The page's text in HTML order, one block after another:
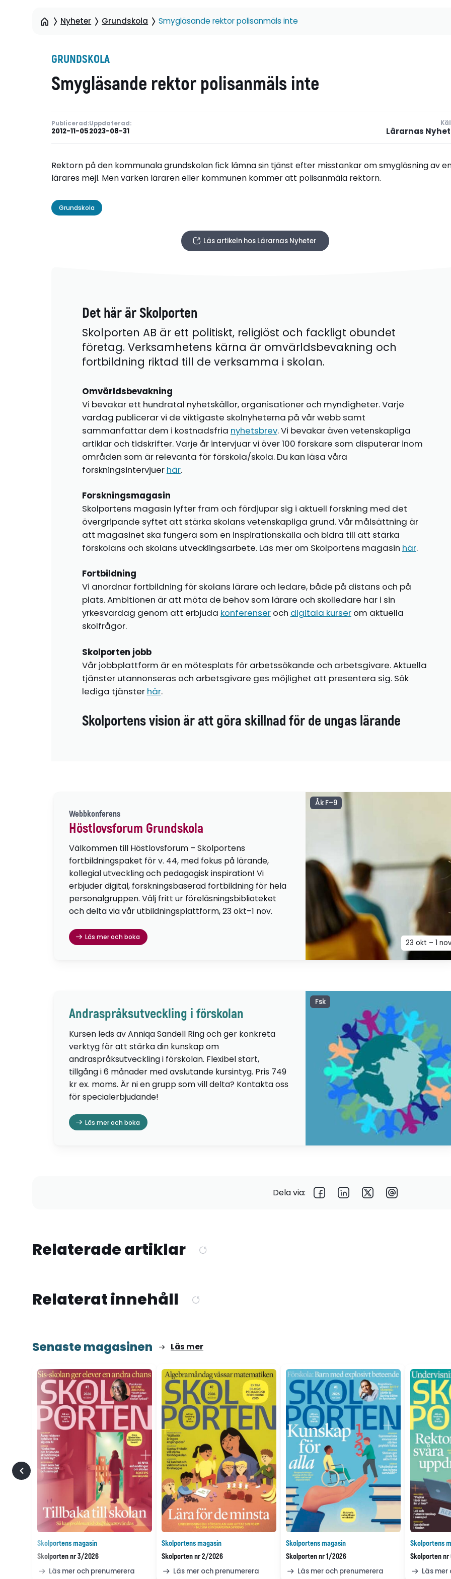
Nyheter Grundskola Smygläsande rektor polisanmäls inte
GRUNDSKOLA
Smygläsande rektor polisanmäls inte
Publicerad:
2012-11-05
Uppdaterad:
2023-08-31 Lärarnas
Rektorn på den kommunala grundskolan fick lämna sin tjänst efter misstankar om smygläsning av
lärares mejl. Men varken läraren eller kommunen kommer att polisanmäla rektorn.
Grundskola
Läs artikeln hos Lärarnas Nyheter
Det här är Skolporten
Skolporten AB är ett politiskt, religiöst och fackligt obundet
företag. Verksamhetens kärna är omvärldsbevakning och
fortbildning riktad till de verksamma i skolan.
Omvärldsbevakning
Vi bevakar ett hundratal nyhetskällor, organisationer och myndigheter. Varje
vardag publicerar vi de viktigaste skolnyheterna på vår webb samt
sammanfattar dem i kostnadsfria nyhetsbrev. Vi bevakar även vetenskapliga
artiklar och tidskrifter. Varje år intervjuar vi över 100 forskare som disputerar inom
områden som är relevanta för förskola/skola. Du kan läsa våra
forskningsintervjuer här.
Forskningsmagasin
Skolportens magasin lyfter fram och fördjupar sig i aktuell forskning med det
övergripande syftet att stärka skolans vetenskapliga grund. Vår målsättning är
att magasinet ska fungera som en inspirationskälla och bidra till att stärka
förskolans och skolans utvecklingsarbete. Läs mer om Skolportens magasin här.
Fortbildning
Vi anordnar fortbildning för skolans lärare och ledare, både på distans och på
plats. Ambitionen är att möta de behov som lärare och skolledare har i sin
yrkesvardag genom att erbjuda konferenseroch digitala kurserom aktuella
skolfrågor.
Skolporten jobb
Vår jobbplattform är en mötesplats för arbetssökande och arbetsgivare. Aktuella
tjänster utannonseras och arbetsgivare ges möjlighet att presentera sig. Sök
lediga tjänster här.
Skolportens vision är att göra skillnad för de ungas lärande
Webbkonferens
Höstlovsforum Grundskola
Välkommen till Höstlovsforum – Skolportens
fortbildningspaket för v. 44, med fokus på lärande,
kollegial utveckling och pedagogisk inspiration! Vi
erbjuder digital, forskningsbaserad fortbildning för hela
personalgruppen. Välj fritt ur föreläsningsbiblioteket
och delta via vår utbildningsplattform, 23 okt–1 nov.
Läs mer och boka
Åk F–9
23 okt – 1
Andraspråksutveckling i förskolan
Kursen leds av Anniqa Sandell Ring och ger konkreta
verktyg för att stärka din kunskap om
andraspråksutveckling i förskolan. Flexibel start,
tillgång i 6 månader med avslutande kursintyg. Pris 749
kr ex. moms. Är ni en grupp som vill delta? Kontakta oss
för specialerbjudande!
Läs mer och boka
Fsk
Dela via:
Relaterade artiklar
Relaterat innehåll
Senaste magasinen Läs mer
Skolportens magasin
Skolporten nr 3/2026
Läs mer och prenumerera
Skolportens magasin
Skolporten nr 2/2026
Läs mer och prenumerera
Skolportens magasin
Skolporten nr 1/2026
Läs mer och prenumerera
Skolportens
Skolporten
Läs